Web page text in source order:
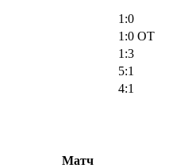
1:0
1:0 OT
1:3
5:1
4:1
Матч